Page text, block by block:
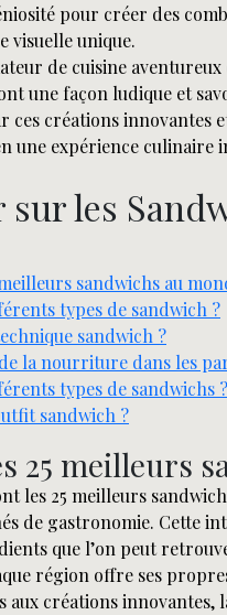
pour créer des
visuelle unique.
de cuisine
une façon ludique et
ces créations innovantes
une expérience culinaire
sur les
sandwichs au
types de sandwich ?
sandwich ?
la nourriture dans les
types de sandwichs ?
sandwich ?
25 meilleurs
les 25 meilleurs
de gastronomie. Cette
que l’on peut
région offre ses
aux créations